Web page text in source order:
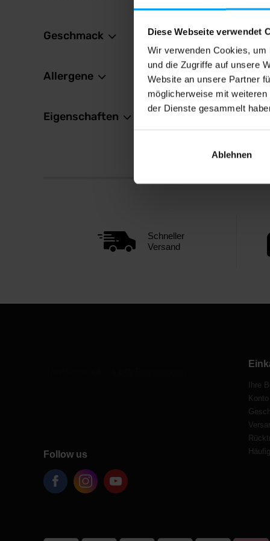
Diese Webseite verwendet
Wir verwenden Cookies,
und die Zugriffe auf unsere
Website an unsere Partner
möglicherweise mit
der Dienste gesammelt
Ablehnen
Geschmack
Allergene
Eigenschaften
Schneller
Versand
Follow us
Ihre